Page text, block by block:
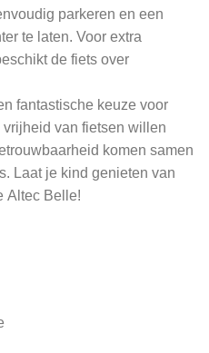
parkeren en een
te laten. Voor extra
de fiets over
fantastische keuze voor
van fietsen willen
komen samen
Laat je kind genieten van
Altec Belle!